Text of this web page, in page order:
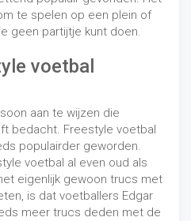
te spelen op een plein of
geen partijtje kunt doen.
voetbal
aan te wijzen die
bedacht. Freestyle voetbal
populairder geworden.
voetbal al even oud als
eigenlijk gewoon trucs met
is dat voetballers Edgar
meer trucs deden met de